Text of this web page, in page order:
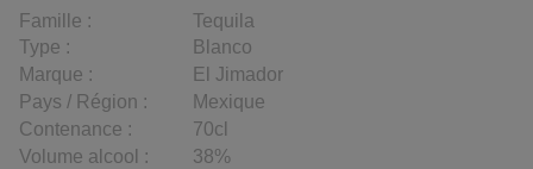
Famille :
Tequila
Type :
Blanco
Marque :
El Jimador
Pays / Région :
Mexique
Contenance :
70cl
Volume alcool :
38%